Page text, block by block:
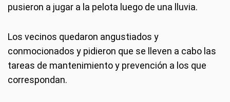
pusieron a jugar a la pelota luego de una lluvia.
Los vecinos quedaron angustiados y
conmocionados y pidieron que se lleven a cabo las
tareas de mantenimiento y prevención a los que
correspondan.